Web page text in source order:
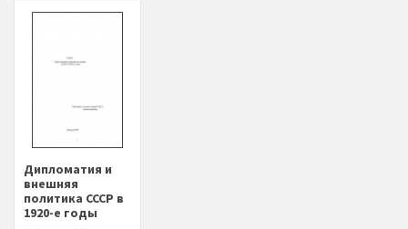
Дипломатия и
внешняя
политика СССР в
1920-е годы